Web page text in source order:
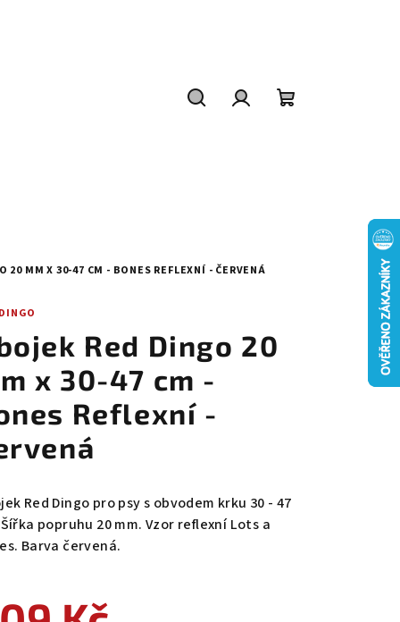
20 MM X 30-47 CM - BONES REFLEXNÍ - ČERVENÁ
Red Dingo 20
x 30-47 cm -
Reflexní -
Red Dingo pro psy s obvodem krku 30 - 47
popruhu 20 mm. Vzor reflexní Lots a
Barva červená.